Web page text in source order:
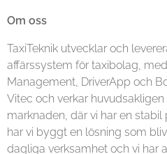
Om oss
TaxiTeknik utvecklar och
affärssystem för taxibolag,
Management, DriverApp och
Vitec och verkar
marknaden, där vi har en stabil
har vi byggt en lösning som
dagliga verksamhet och vi har